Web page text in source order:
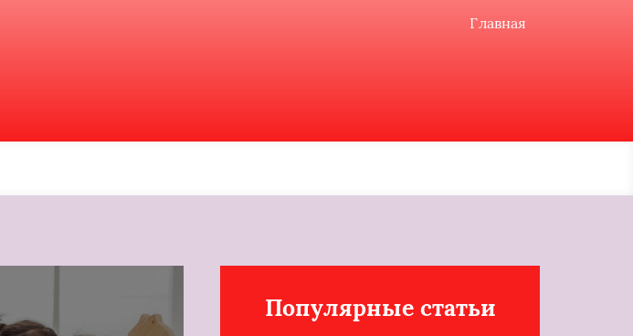
Главная
Популярные статьи